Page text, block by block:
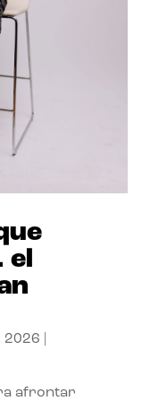
el
2026
afrontar